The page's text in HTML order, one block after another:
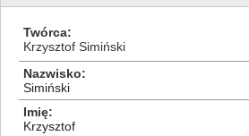
Twórca
Krzysztof Simiński
Nazwisko
Simiński
Imię
Krzysztof